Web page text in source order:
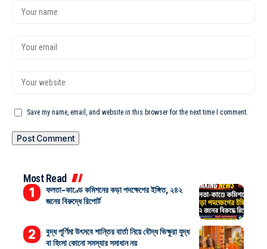
Save my name, email, and website in this browser for the next time I comment.
Most Read
ফলতা-কাণ্ডে কমিশনের কড়া পদক্ষেপের ইঙ্গিত, ২৪২
জনের বিরুদ্ধে রিপোর্ট
বুদ্ধ পূর্ণিমা উৎসবে শান্তির বার্তা নিয়ে বৌদ্ধ ভিক্ষুরা যুদ্ধ
বা হিংসা কোনো সমস্যার সমাধান নয়